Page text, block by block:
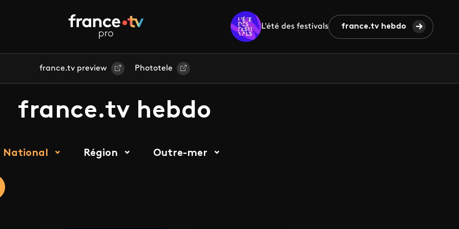
L'été des festivals france.tv hebdo
france.tv preview Phototele
france.tv hebdo
National Région Outre-mer